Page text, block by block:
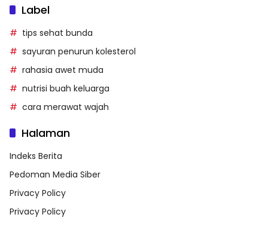
Label
tips sehat bunda
sayuran penurun kolesterol
rahasia awet muda
nutrisi buah keluarga
cara merawat wajah
Halaman
Indeks Berita
Pedoman Media Siber
Privacy Policy
Privacy Policy